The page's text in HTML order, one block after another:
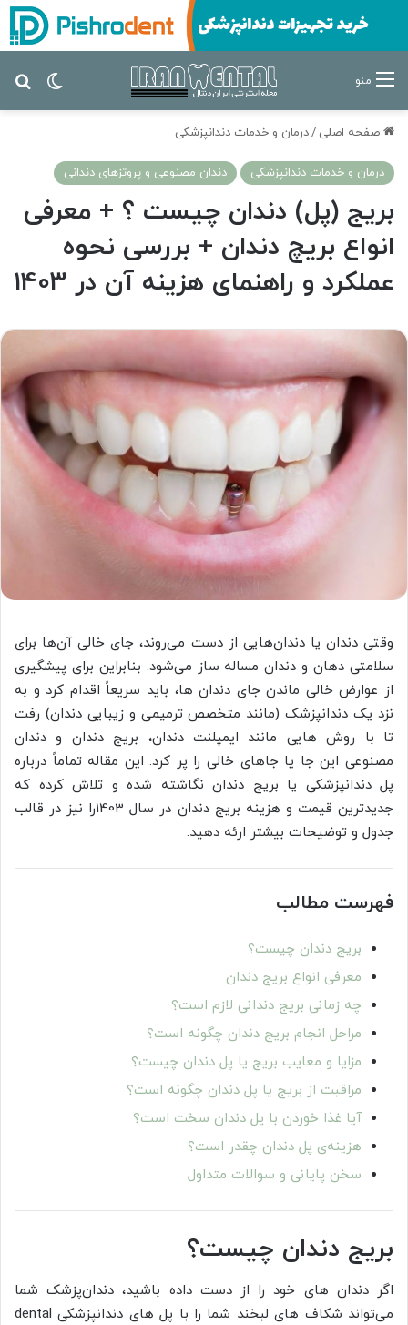
تغییر منو
صفحه اصلی /درمان‌ و خدمات دندانپزشکی
درمان‌ و خدمات دندانپزشکی دندان مصنوعی و پروتزهای دندانی
بریج (پل) دندان چیست ؟ + معرفی
انواع بریچ دندان + بررسی نحوه
عملکرد و راهنمای هزینه آن در 1403
وقتی دندان یا دندان‌هایی از دست می‌روند، جای خالی آن‌ها برای
سلامتی دهان و دندان مساله ساز می‌شود. بنابراین برای پیشگیری
از عوارض خالی ماندن جای دندان ها، باید سریعاً اقدام کرد و به
نزد یک دندانپزشک (مانند متخصص ترمیمی و زیبایی دندان) رفت
تا با روش هایی مانند ایمپلنت دندان، بریج دندان و دندان
مصنوعی این جا یا جاهای خالی را پر کرد. این مقاله تماماً درباره
پل دندانپزشکی یا بریج دندان نگاشته شده و تلاش کرده که
جدیدترین قیمت و هزینه بریج دندان در سال 1403را نیز در قالب
جدول و توضیحات بیشتر ارئه دهید.
فهرست مطالب
بریج دندان چیست؟
معرفی انواع بریج دندان
چه زمانی بریج دندانی لازم است؟
مراحل انجام بریج دندان چگونه است؟
مزایا و معایب بریج یا پل دندان چیست؟
مراقبت از بریج یا پل دندان چگونه است؟
آیا غذا خوردن با پل دندان سخت است؟
هزینه‌ی پل دندان چقدر است؟
سخن پایانی و سوالات متداول
بریج دندان چیست؟
اگر دندان­ های خود را از دست داده باشید، دندان‌پزشک شما
می‌تواند شکاف­ های لبخند شما را با پل­ های دندانپزشکی dental